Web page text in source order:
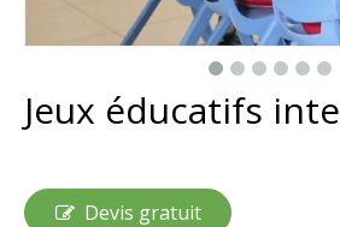
Jeux éducatifs
Devis gratuit